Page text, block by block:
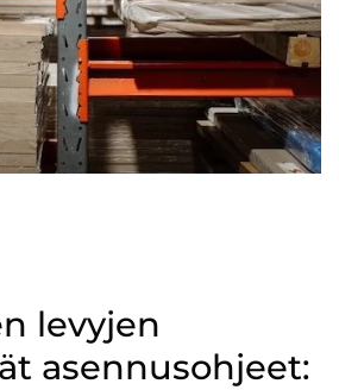
levyjen
asennusohjeet: